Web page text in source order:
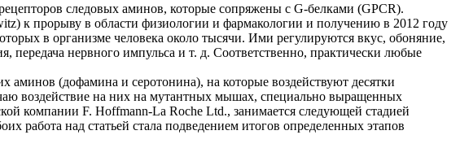
следовых аминов, которые сопряжены с G-белками (GPCR).
к прорыву в области физиологии и фармакологии и получению в 2012 году
в организме человека около тысячи. Ими регулируются вкус, обоняние,
передача нервного импульса и т. д. Соответственно, практически любые
(дофамина и серотонина), на которые воздействуют десятки
воздействие на них на мутантных мышах, специально выращенных
F. Hoffmann-La Roche Ltd., занимается следующей стадией
работа над статьей стала подведением итогов определенных этапов